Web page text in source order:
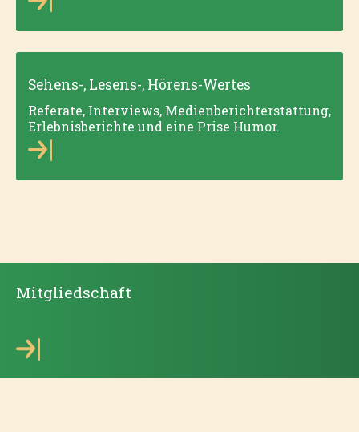
Sehens-, Lesens-, Hörens-Wertes
Referate, Interviews, Medienberichterstattung,
Erlebnisberichte und eine Prise Humor.
Mitgliedschaft